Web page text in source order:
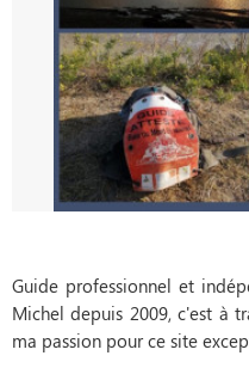
Guide professionnel et
Michel depuis 2009, c'est à
ma passion pour ce site